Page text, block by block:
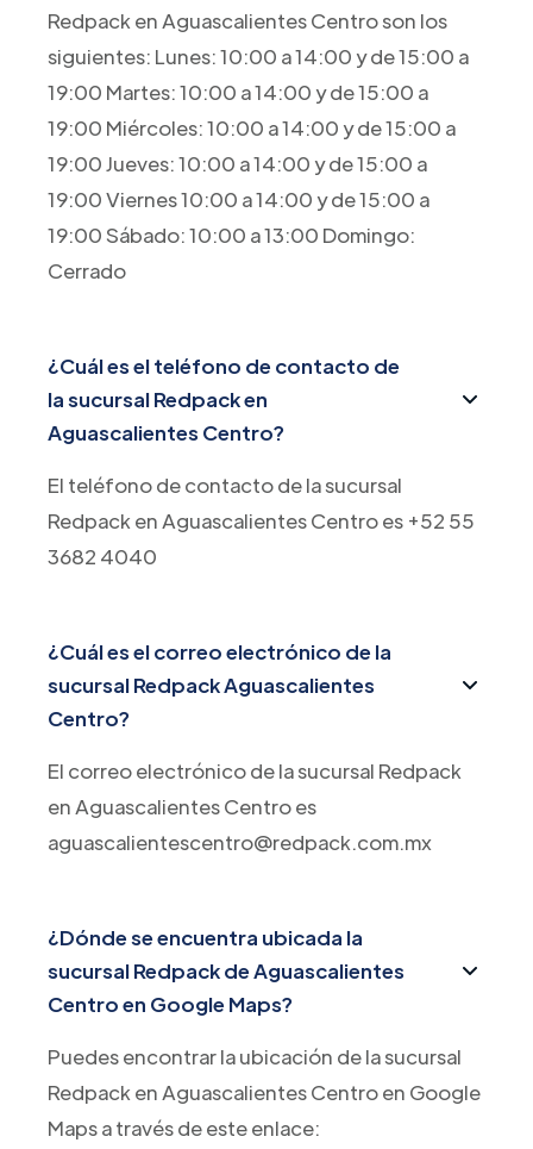
Redpack en Aguascalientes Centro son los
siguientes: Lunes: 10:00 a 14:00 y de 15:00 a
19:00 Martes: 10:00 a 14:00 y de 15:00 a
19:00 Miércoles: 10:00 a 14:00 y de 15:00 a
19:00 Jueves: 10:00 a 14:00 y de 15:00 a
19:00 Viernes 10:00 a 14:00 y de 15:00 a
19:00 Sábado: 10:00 a 13:00 Domingo:
Cerrado
¿Cuál es el teléfono de contacto de
la sucursal Redpack en
Aguascalientes Centro?
El teléfono de contacto de la sucursal
Redpack en Aguascalientes Centro es +52 55
3682 4040
¿Cuál es el correo electrónico de la
sucursal Redpack Aguascalientes
Centro?
El correo electrónico de la sucursal Redpack
en Aguascalientes Centro es
aguascalientescentro@redpack.com.mx
¿Dónde se encuentra ubicada la
sucursal Redpack de Aguascalientes
Centro en Google Maps?
Puedes encontrar la ubicación de la sucursal
Redpack en Aguascalientes Centro en Google
Maps a través de este enlace: